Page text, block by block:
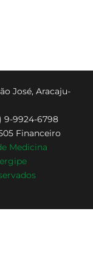
José, Aracaju-
9-9924-6798
Financeiro
Medicina